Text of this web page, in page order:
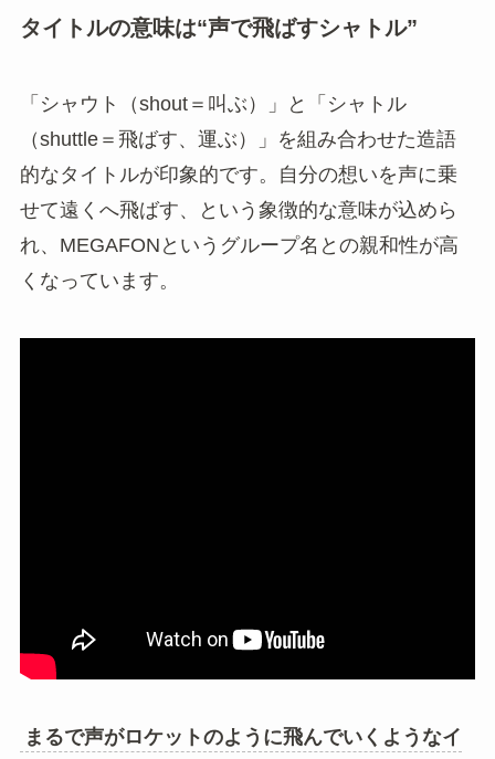
タイトルの意味は“声で飛ばすシャトル”
「シャウト（shout＝叫ぶ）」と「シャトル
（shuttle＝飛ばす、運ぶ）」を組み合わせた造語
的なタイトルが印象的です。自分の想いを声に乗
せて遠くへ飛ばす、という象徴的な意味が込めら
れ、MEGAFONというグループ名との親和性が高
くなっています。
まるで声がロケットのように飛んでいくようなイ